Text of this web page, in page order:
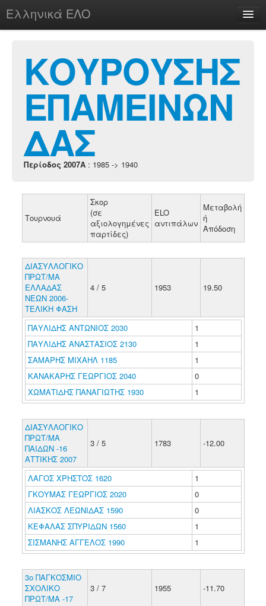
Ελληνικά ΕΛΟ
chesstu.be @ discord
Login
ΚΟΥΡΟΥΣΗΣ
ΕΠΑΜΕΙΝΩΝ
ΔΑΣ
Περίοδος 2007A : 1985 -> 1940
Τουρνουά
Σκορ
(σε
αξιολογημένες
παρτίδες)
ELO
αντιπάλων
Μεταβολή
ή
Απόδοση
ΔΙΑΣΥΛΛΟΓΙΚΟ
ΠΡΩΤ/ΜΑ
ΕΛΛΑΔΑΣ
ΝΕΩΝ 2006-
ΤΕΛΙΚΗ ΦΑΣΗ
4 / 5 1953 19.50
ΠΑΥΛΙΔΗΣ ΑΝΤΩΝΙΟΣ 2030
1
ΠΑΥΛΙΔΗΣ ΑΝΑΣΤΑΣΙΟΣ 2130
1
ΣΑΜΑΡΗΣ ΜΙΧΑΗΛ 1185
1
ΚΑΝΑΚΑΡΗΣ ΓΕΩΡΓΙΟΣ 2040
0
ΧΩΜΑΤΙΔΗΣ ΠΑΝΑΓΙΩΤΗΣ 1930
1
ΔΙΑΣΥΛΛΟΓΙΚΟ
ΠΡΩΤ/ΜΑ
ΠΑΙΔΩΝ -16
ΑΤΤΙΚΗΣ 2007
3 / 5 1783 -12.00
ΛΑΓΟΣ ΧΡΗΣΤΟΣ 1620
1
ΓΚΟΥΜΑΣ ΓΕΩΡΓΙΟΣ 2020
0
ΛΙΑΣΚΟΣ ΛΕΩΝΙΔΑΣ 1590
0
ΚΕΦΑΛΑΣ ΣΠΥΡΙΔΩΝ 1560
1
ΣΙΣΜΑΝΗΣ ΑΓΓΕΛΟΣ 1990
1
3ο ΠΑΓΚΟΣΜΙΟ
ΣΧΟΛΙΚΟ
ΠΡΩΤ/ΜΑ -17
3 / 7 1955 -11.70